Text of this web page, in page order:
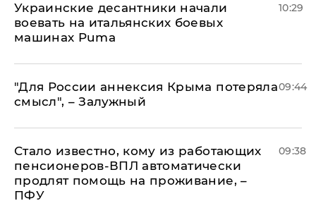
Украинские десантники начали
воевать на итальянских боевых
машинах Puma
10:29
"Для России аннексия Крыма потеряла
смысл", – Залужный
09:44
Стало известно, кому из работающих
пенсионеров-ВПЛ автоматически
продлят помощь на проживание, –
ПФУ
09:38